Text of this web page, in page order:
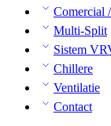
Comercial
Multi-Split
Sistem
Chillere
Ventilatie
Contact